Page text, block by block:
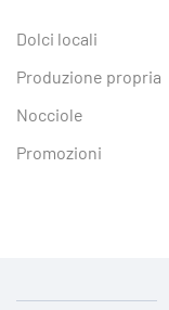
Dolci locali
Produzione propria
Nocciole
Promozioni